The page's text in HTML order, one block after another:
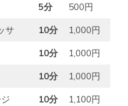
5分
500円
サ
10分
1,000円
10分
1,000円
10分
1,000円
10分 1,100円